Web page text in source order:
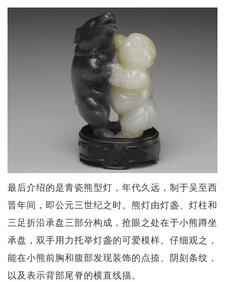
最后介绍的是青瓷熊型灯，年代久远，制于吴至西
晋年间，即公元三世纪之时。熊灯由灯盏、灯柱和
三足折沿承盘三部分构成，抢眼之处在于小熊蹲坐
承盘，双手用力托举灯盏的可爱模样。仔细观之，
能在小熊前胸和腹部发现装饰的点捺、阴刻条纹，
以及表示背部尾脊的横直线描。